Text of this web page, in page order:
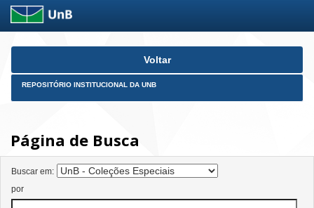
Skip
Voltar
REPOSITÓRIO INSTITUCIONAL DA UNB
Página de Busca
Buscar em:
por